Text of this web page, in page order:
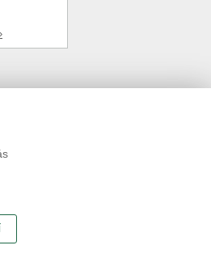
Připomínky
Tisk stránky